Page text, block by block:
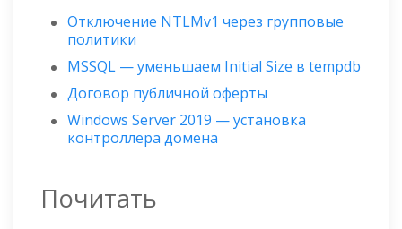
Отключение NTLMv1 через групповые
политики
MSSQL — уменьшаем Initial Size в tempdb
Договор публичной оферты
Windows Server 2019 — установка
контроллера домена
Почитать